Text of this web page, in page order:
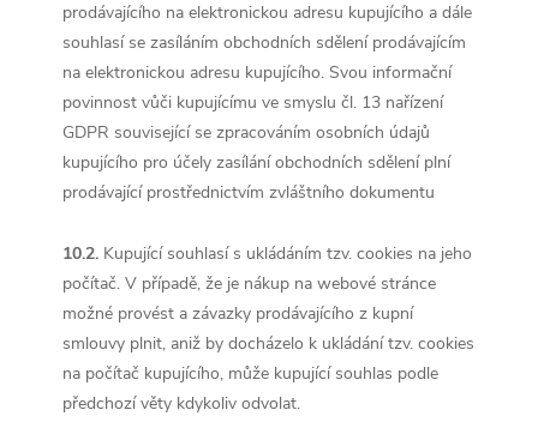
prodávajícího na elektronickou adresu kupujícího a dále
souhlasí se zasíláním obchodních sdělení prodávajícím
na elektronickou adresu kupujícího. Svou informační
povinnost vůči kupujícímu ve smyslu čl. 13 nařízení
GDPR související se zpracováním osobních údajů
kupujícího pro účely zasílání obchodních sdělení plní
prodávající prostřednictvím zvláštního dokumentu
10.2. Kupující souhlasí s ukládáním tzv. cookies na jeho
počítač. V případě, že je nákup na webové stránce
možné provést a závazky prodávajícího z kupní
smlouvy plnit, aniž by docházelo k ukládání tzv. cookies
na počítač kupujícího, může kupující souhlas podle
předchozí věty kdykoliv odvolat.